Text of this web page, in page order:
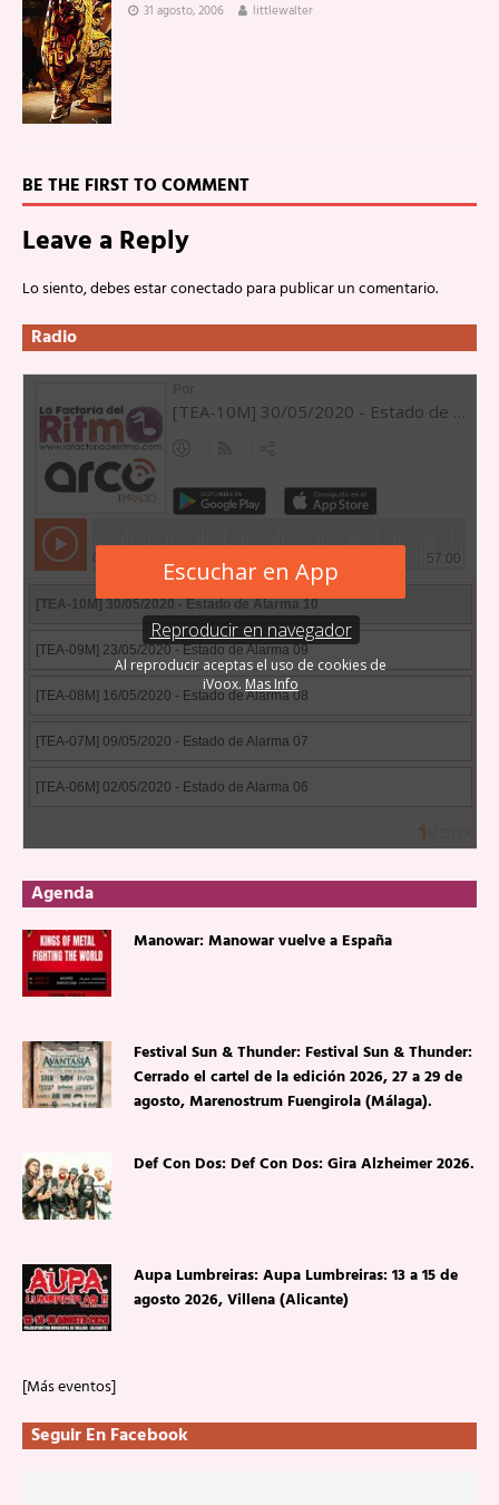
31 agosto, 2006 littlewalter
BE THE FIRST TO COMMENT
Leave a Reply
Lo siento, debes estarconectadopara publicar un comentario.
Radio
Agenda
Manowar: Manowar vuelve a España
Festival Sun & Thunder: Festival Sun & Thunder:
Cerrado el cartel de la edición 2026, 27 a 29 de
agosto, Marenostrum Fuengirola (Málaga).
Def Con Dos: Def Con Dos: Gira Alzheimer 2026.
Aupa Lumbreiras: Aupa Lumbreiras: 13 a 15 de
agosto 2026, Villena (Alicante)
[Más eventos]
Seguir En Facebook